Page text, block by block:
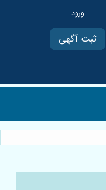
ثبت آگهی